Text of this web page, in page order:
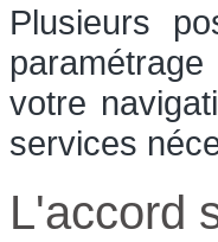
Plusieurs
votre
services
L'accord